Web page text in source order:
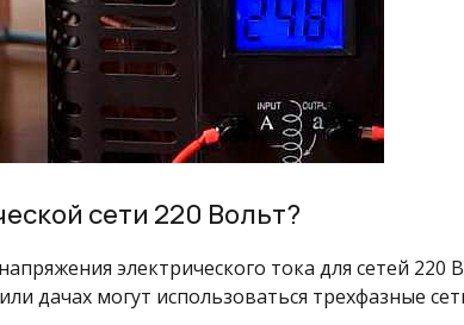
сети 220 Вольт?
электрического тока для сетей
дачах могут использоваться трехфазные